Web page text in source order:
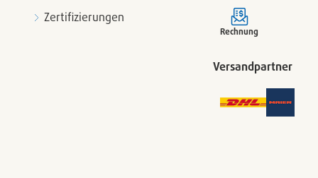
Zertifizierungen
Rechnung
Versandpartner